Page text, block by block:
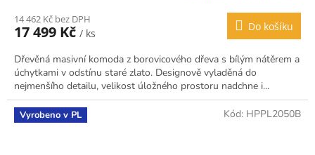
14 462 Kč bez DPH
17 499 Kč / ks
Do košíku
Dřevěná masivní komoda z borovicového dřeva s bílým nátěrem a
úchytkami v odstínu staré zlato. Designově vyladěná do
nejmenšího detailu, velikost úložného prostoru nadchne i...
Vyrobeno v PL Kód: HPPL2050B